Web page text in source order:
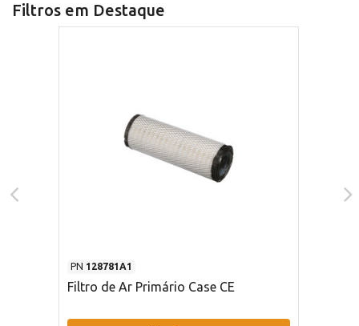
Filtros em Destaque
PN 128781A1
Filtro de Ar Primário Case CE